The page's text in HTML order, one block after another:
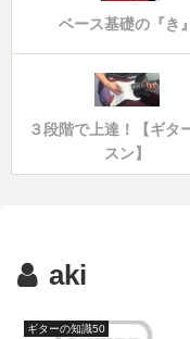
ベース基礎の『き』
３段階で上達！【ギタ
スン】
aki
ギターの知識50